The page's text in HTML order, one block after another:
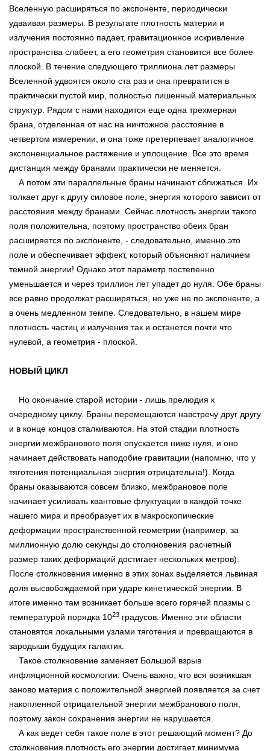
Вселенную расширяться по экспоненте, периодически
удваивая размеры. В результате плотность материи и
излучения постоянно падает, гравитационное искривление
пространства слабеет, а его геометрия становится все более
плоской. В течение следующего триллиона лет размеры
Вселенной удвоятся около ста раз и она превратится в
практически пустой мир, полностью лишенный материальных
структур. Рядом с нами находится еще одна трехмерная
брана, отделенная от нас на ничтожное расстояние в
четвертом измерении, и она тоже претерпевает аналогичное
экспоненциальное растяжение и уплощение. Все это время
дистанция между бранами практически не меняется.
А потом эти параллельные браны начинают сближаться. Их
толкает друг к другу силовое поле, энергия которого зависит от
расстояния между бранами. Сейчас плотность энергии такого
поля положительна, поэтому пространство обеих бран
расширяется по экспоненте, - следовательно, именно это
поле и обеспечивает эффект, который объясняют наличием
темной энергии! Однако этот параметр постепенно
уменьшается и через триллион лет упадет до нуля. Обе браны
все равно продолжат расширяться, но уже не по экспоненте, а
в очень медленном темпе. Следовательно, в нашем мире
плотность частиц и излучения так и останется почти что
нулевой, а геометрия - плоской.
НОВЫЙ ЦИКЛ
Но окончание старой истории - лишь прелюдия к
очередному циклу. Браны перемещаются навстречу друг другу
и в конце концов сталкиваются. На этой стадии плотность
энергии межбранового поля опускается ниже нуля, и оно
начинает действовать наподобие гравитации (напомню, что у
тяготения потенциальная энергия отрицательна!). Когда
браны оказываются совсем близко, межбрановое поле
начинает усиливать квантовые флуктуации в каждой точке
нашего мира и преобразует их в макроскопические
деформации пространственной геометрии (например, за
миллионную долю секунды до столкновения расчетный
размер таких деформаций достигает нескольких метров).
После столкновения именно в этих зонах выделяется львиная
доля высвобождаемой при ударе кинетической энергии. В
итоге именно там возникает больше всего горячей плазмы с
температурой порядка 1023 градусов. Именно эти области
становятся локальными узлами тяготения и превращаются в
зародыши будущих галактик.
Такое столкновение заменяет Большой взрыв
инфляционной космологии. Очень важно, что вся возникшая
заново материя с положительной энергией появляется за счет
накопленной отрицательной энергии межбранового поля,
поэтому закон сохранения энергии не нарушается.
А как ведет себя такое поле в этот решающий момент? До
столкновения плотность его энергии достигает минимума